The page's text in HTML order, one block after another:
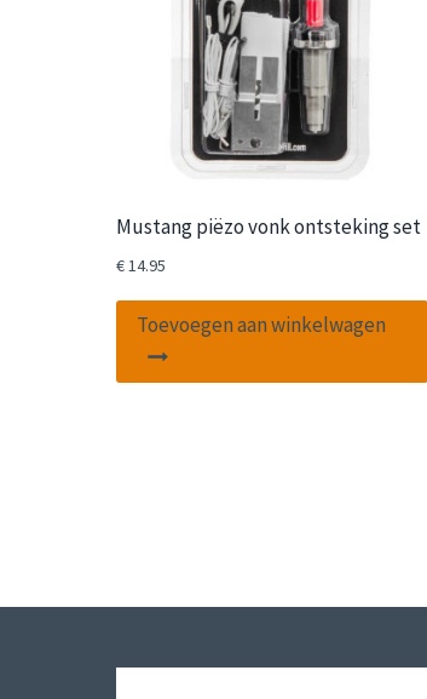
Mustang piëzo vonk ontsteking set
€14.95
Toevoegen aan winkelwagen